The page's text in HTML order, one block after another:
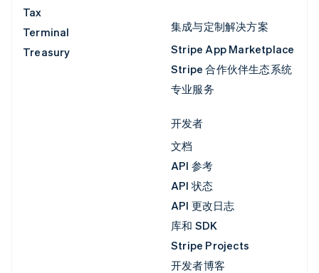
Tax
Terminal
Treasury
集成与定制解决方案
Stripe App Marketplace
Stripe 合作伙伴生态系统
专业服务
开发者
文档
API 参考
API 状态
API 更改日志
库和 SDK
Stripe Projects
开发者博客